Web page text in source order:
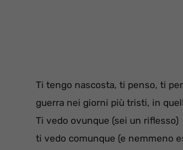
Ti tengo nascosta, ti penso, ti
guerra nei giorni più tristi, in
Ti vedo ovunque (sei un riflesso)
ti vedo comunque (e nemmeno